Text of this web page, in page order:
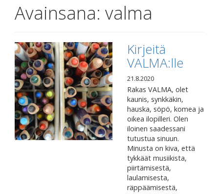
Avainsana: valma
Kirjeitä
VALMA:lle
21.8.2020
Rakas VALMA, olet
kaunis, synkkäkin,
hauska, söpö, komea ja
oikea ilopilleri. Olen
iloinen saadessani
tutustua sinuun.
Minusta on kiva, että
tykkäät musiikista,
piirtämisestä,
laulamisesta,
räppäämisestä,